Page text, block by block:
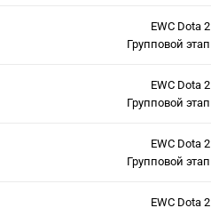
EWC Dota 2
Групповой этап
EWC Dota 2
Групповой этап
EWC Dota 2
Групповой этап
EWC Dota 2